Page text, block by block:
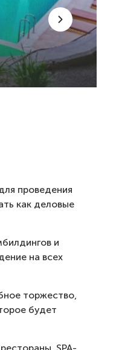
проведения
как деловые
и
на всех
торжество,
будет